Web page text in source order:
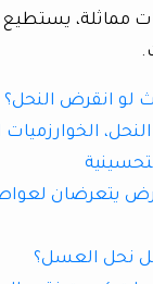
مماثلة،
لو انقرض النحل؟
يتعرضان
نحل العسل؟